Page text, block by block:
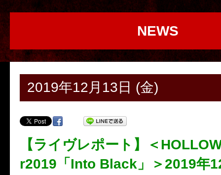
NEWS
2019年12月13日 (金)
【ライヴレポート】＜
r2019「Into Black」＞2019年